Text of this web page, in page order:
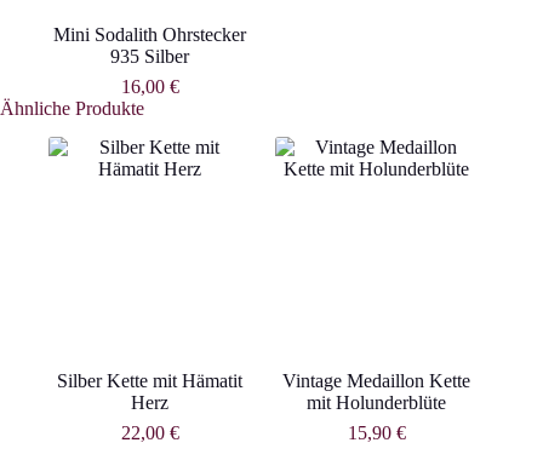
Mini Sodalith Ohrstecker
935 Silber
16,00 €
Ähnliche Produkte
Silber Kette mit Hämatit
Herz
22,00 €
Vintage Medaillon Kette
mit Holunderblüte
15,90 €